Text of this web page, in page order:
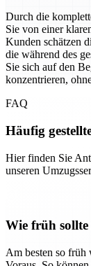
Durch die
Sie von einer
Kunden schätzen
die während des
Sie sich auf den
konzentrieren,
FAQ
Häufig
Hier finden Sie
unseren
Wie früh sollte
Am besten so früh